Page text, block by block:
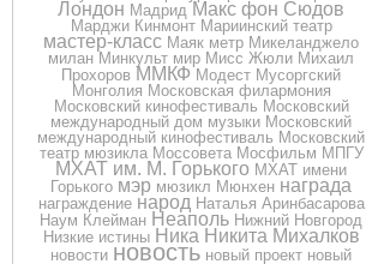
Лондон Мадрид Макс фон Сюдов
Марджи Кинмонт Мариинский театр
мастер-класс Маяк метр Микеланджело
милан Минкульт мир Мисс Жюли Михаил
Прохоров ММКФ Модест Мусоргский
Монголия Московская филармония
Московский кинофестиваль Московский
международный дом музыки Московский
международный кинофестиваль Московский
театр мюзикла Моссовета Мосфильм МПГУ
МХАТ им. М. Горького МХАТ имени
Горького мэр мюзикл Мюнхен награда
награждение народ Наталья Аринбасарова
Наум Клейман Неаполь Нижний Новгород
Низкие истины Ника Никита Михалков
новости новость новый проект новый